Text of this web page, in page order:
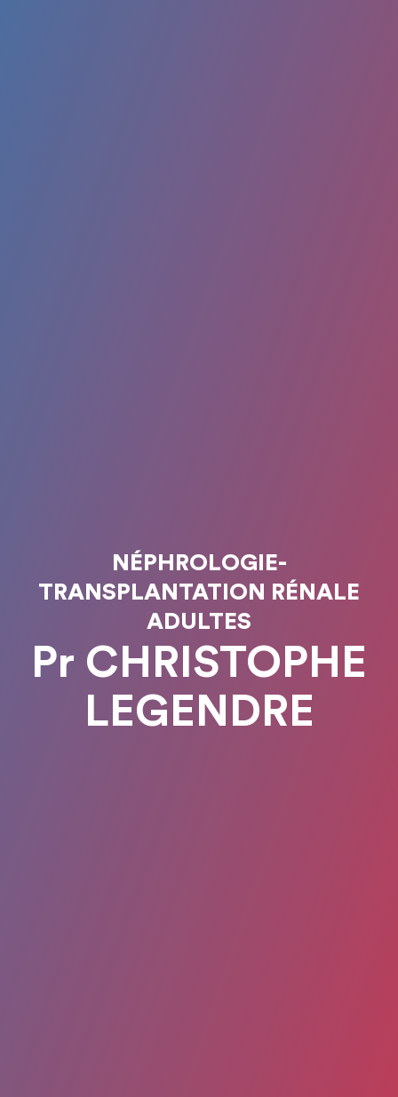
NÉPHROLOGIE-
TRANSPLANTATION RÉNALE
ADULTES
Pr CHRISTOPHE
LEGENDRE